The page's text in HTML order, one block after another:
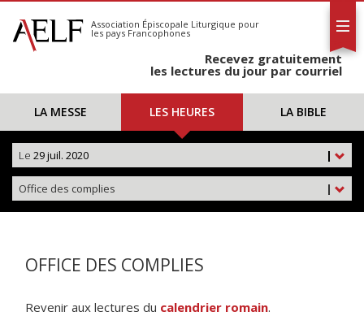
S'abonner
Calendrier
Association Épiscopale Liturgique pour
les pays Francophones
Recevez gratuitement
les lectures du jour par courriel
LA MESSE LES HEURES LA BIBLE
|
Le 29 juil. 2020
|
Office des complies
OFFICE DES COMPLIES
Revenir aux lectures du calendrier romain.